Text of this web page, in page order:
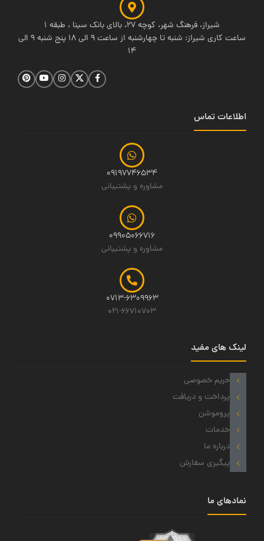
شیراز، فرهنگ شهر، کوچه 27، بالای بانک سینا ، طبقه 1
ساعت کاری شیراز: شنبه تا چهارشنبه از ساعت 9 الی 18 پنج شنبه 9 الی
14
اطلاعات تماس
09197746534
مشاوره و پشتیبانی
09905066716
مشاوره و پشتیبانی
0713-6309963
021-66710703
لینک های مفید
حریم خصوصی
پرداخت و دریافت
پروموشن
خدمات
درباره ما
پیگیری سفارش
نمادهای ما